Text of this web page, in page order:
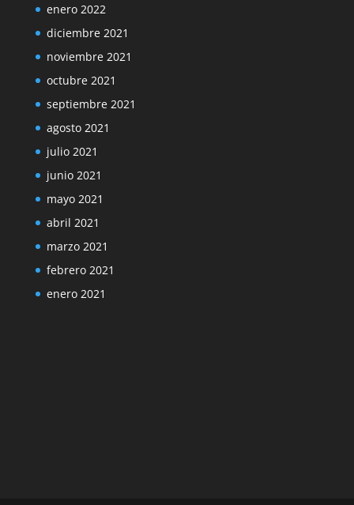
enero 2022
diciembre 2021
noviembre 2021
octubre 2021
septiembre 2021
agosto 2021
julio 2021
junio 2021
mayo 2021
abril 2021
marzo 2021
febrero 2021
enero 2021